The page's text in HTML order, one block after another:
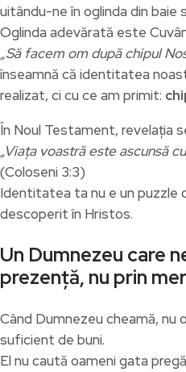
uitându-ne în oglinda din baie
Oglinda adevărată este
„Să facem om după chipul
înseamnă că identitatea
realizat, ci cu ce am primit:
În Noul Testament, revelația
„Viața voastră este ascunsă
(Coloseni 3:3)
Identitatea ta nu e un puzzle
descoperit în Hristos.
Un Dumnezeu care
prezență, nu prin
Când Dumnezeu cheamă,
suficient de buni.
El nu caută oameni gata